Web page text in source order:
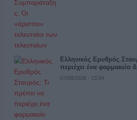
Ελληνικός Ερυθρός
περιέχει ένα φαρμακείο
07/08/2026 - 13:54